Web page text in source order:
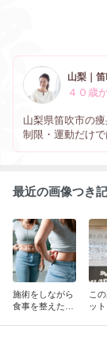
山梨県笛吹市の
制限・運動だけ
身施術とダイエ
最近の画像つき
施術をしながら
食事を整えたお
こ
ッ